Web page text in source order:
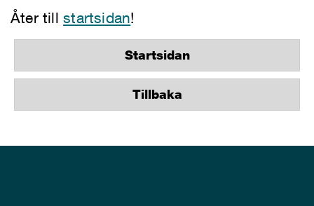
Åter tillstartsidan!
Startsidan
Tillbaka